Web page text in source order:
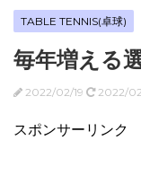
TABLE TENNIS(卓球)
毎年増える
2022/02/19 2022/
スポンサーリンク